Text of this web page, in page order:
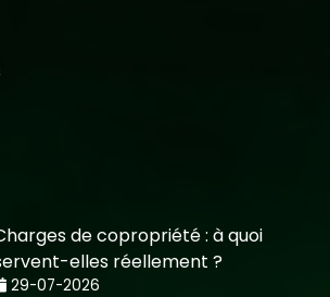
de copropriété : à quoi
elles réellement ?
29-07-2026